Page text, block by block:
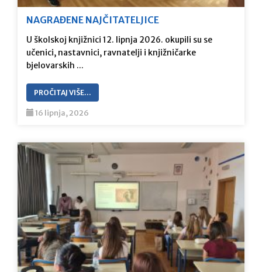
NAGRAĐENE NAJČITATELJICE
U školskoj knjižnici 12. lipnja 2026. okupili su se
učenici, nastavnici, ravnatelji i knjižničarke
bjelovarskih ...
PROČITAJ VIŠE…
16 lipnja, 2026